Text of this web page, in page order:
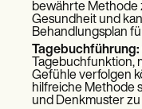
bewährte Methode
Gesundheit und
Behandlungsplan
Tagebuchführung:
Tagebuchfunktion,
Gefühle verfolgen
hilfreiche Methode
und Denkmuster